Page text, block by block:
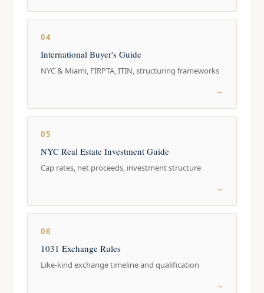
04
International Buyer's Guide
NYC & Miami, FIRPTA, ITIN, structuring frameworks
→
05
NYC Real Estate Investment Guide
Cap rates, net proceeds, investment structure
→
06
1031 Exchange Rules
Like-kind exchange timeline and qualification
→